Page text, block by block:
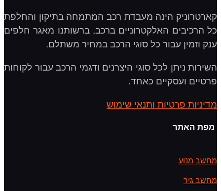
קארטרוניק הינה מעבדת רכב המתמחה בתיקון והחלפת
כל הרכיבים האלקטרוניים ברכב, ברשותנו מאגר חלפים
ענק וזמין עבור כל סוגי הרכב במחיר משתלם.
השירות ניתן לכל סוגי היצרנים ודגמי הרכב עבור לקוחות
פרטיים ועסקיים כאחד.
מדיניות פרטיות ותנאי שימוש
מפת האתר
מחשב מנוע
מחשב גיר